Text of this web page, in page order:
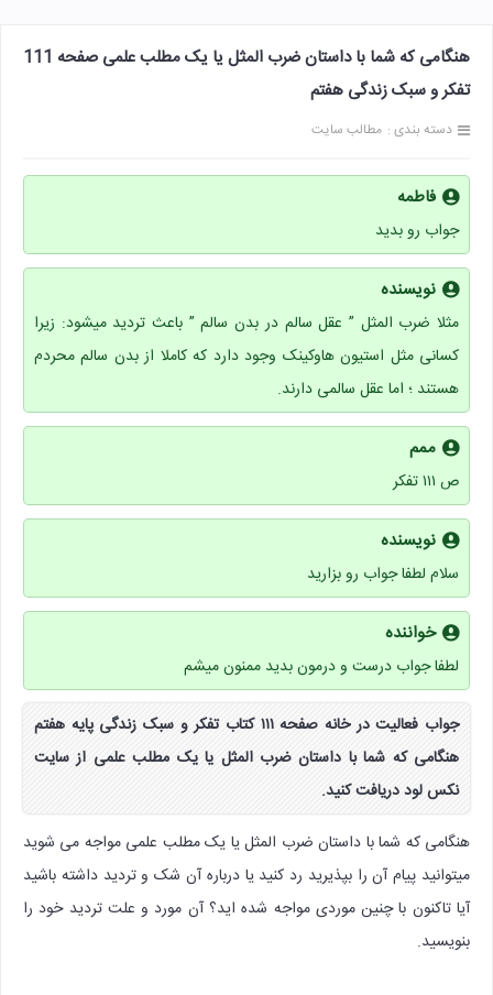
هنگامی که شما با داستان ضرب المثل یا یک مطلب علمی صفحه 111
تفکر و سبک زندگی هفتم
دسته بندی : مطالب سایت
فاطمه
جواب رو بدید
نویسنده
مثلا ضرب المثل ” عقل سالم در بدن سالم ” باعث تردید میشود: زیرا
کسانی مثل استیون هاوکینک وجود دارد که کاملا از بدن سالم محردم
هستند ؛ اما عقل سالمی دارند.
ممم
ص ۱۱۱ تفکر
نویسنده
سلام لطفا جواب رو بزارید
خواننده
لطفا جواب درست و درمون بدید ممنون میشم
جواب فعالیت در خانه صفحه ۱۱۱ کتاب تفکر و سبک زندگی پایه هفتم
هنگامی که شما با داستان ضرب المثل یا یک مطلب علمی از سایت
نکس لود دریافت کنید.
هنگامی که شما با داستان ضرب المثل یا یک مطلب علمی مواجه می شوید
میتوانید پیام آن را بپذیرید رد کنید یا درباره آن شک و تردید داشته باشید
آیا تاکنون با چنین موردی مواجه شده اید؟ آن مورد و علت تردید خود را
بنویسید.